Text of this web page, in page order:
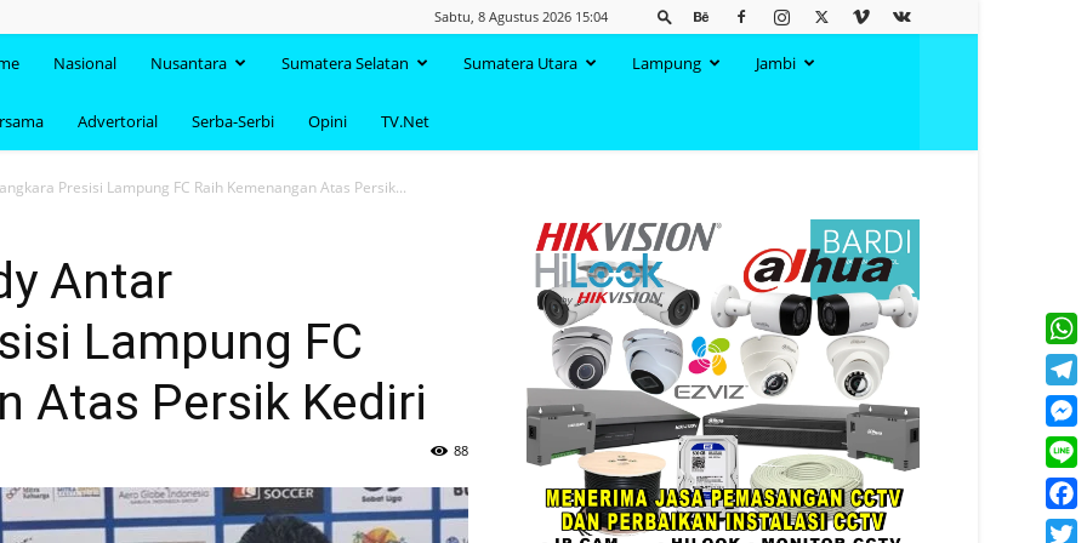
Sabtu, 8 Agustus 2026 15:04
Nasional Nusantara Sumatera Selatan Sumatera Utara Lampung Jambi
Advertorial Serba-Serbi Opini TV.Net
Presisi Lampung FC Raih Kemenangan Atas Persik...
Antar
Lampung FC
Atas Persik Kediri
88
Line